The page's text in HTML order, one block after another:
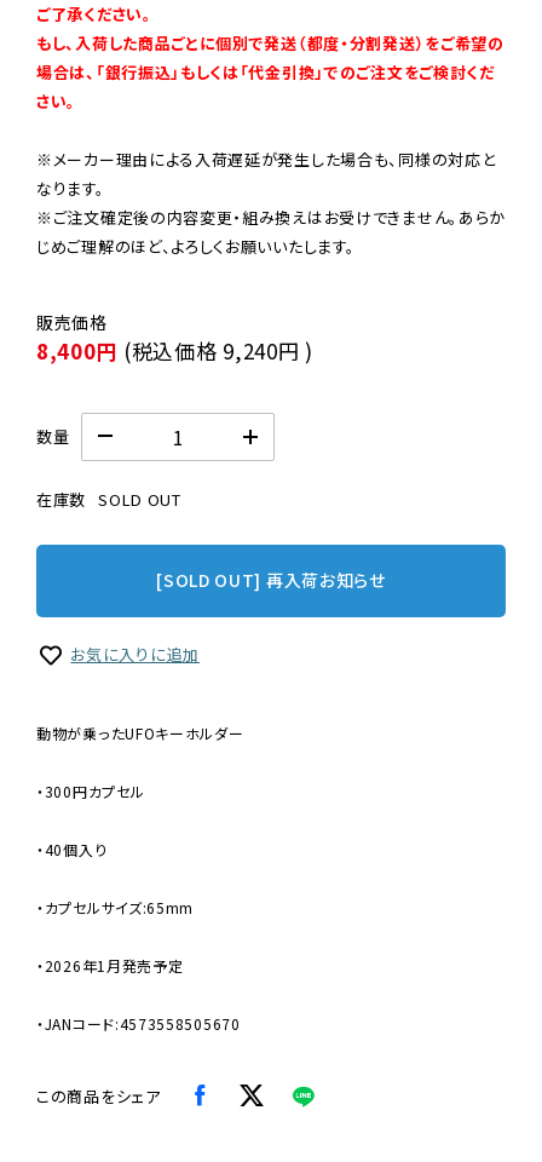
ご了承ください。
もし、入荷した商品ごとに個別で発送（都度・分割発送）をご希望の
場合は、「銀行振込」もしくは「代金引換」でのご注文をご検討くだ
さい。
※メーカー理由による入荷遅延が発生した場合も、同様の対応と
なります。
※ご注文確定後の内容変更・組み換えはお受けできません。あらか
じめご理解のほど、よろしくお願いいたします。
8,400円 (税込価格 9,240円 )
数量
在庫数 SOLD OUT
[SOLD OUT] 再入荷お知らせ
お気に入りに追加
動物が乗ったUFOキーホルダー
・300円カプセル
・40個入り
・カプセルサイズ:65mm
・2026年1月発売予定
・JANコード:4573558505670
この商品をシェア